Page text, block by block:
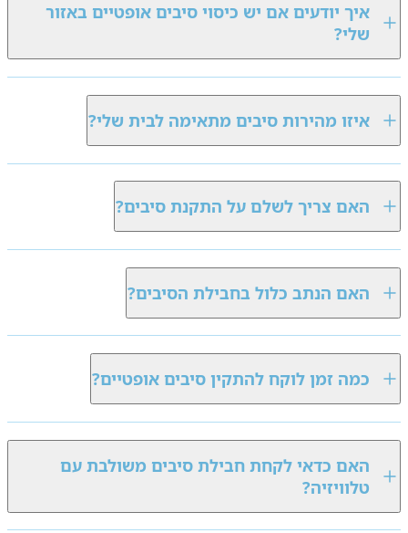
איך יודעים אם יש כיסוי סיבים אופטיים באזור
שלי?
איזו מהירות סיבים מתאימה לבית שלי?
האם צריך לשלם על התקנת סיבים?
האם הנתב כלול בחבילת הסיבים?
כמה זמן לוקח להתקין סיבים אופטיים?
האם כדאי לקחת חבילת סיבים משולבת עם
טלוויזיה?